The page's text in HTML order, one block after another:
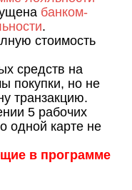
банком-
.
стоимость
средств на
покупки, но не
транзакцию.
5 рабочих
одной карте не
в программе